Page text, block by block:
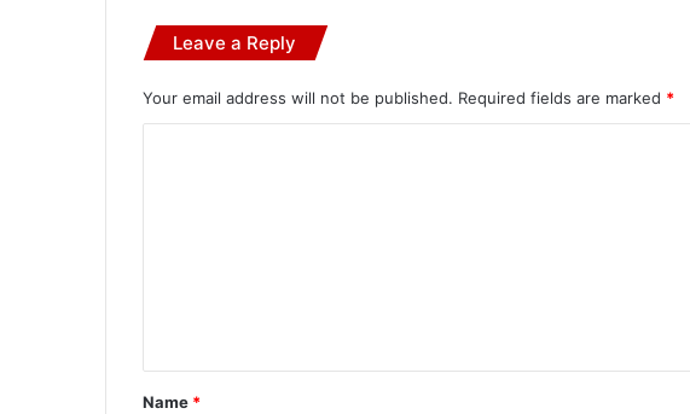
Leave a Reply
Your email address will not be published. Required fields are marked *
*
Name *